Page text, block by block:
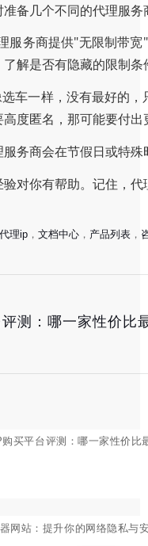
备几个不同的代理服
服务商提供"无限制带
解是否有隐藏的限制条
车一样，没有最好的
度匿名，那可能要付
务商会在节假日或特
对你有帮助。记住，
理ip ， 文档中心 ， 产品列表 ，
测：哪一家性价比